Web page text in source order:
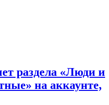
раздела «Люди и
на аккаунте,